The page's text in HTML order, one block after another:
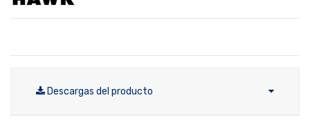
Descargas del producto